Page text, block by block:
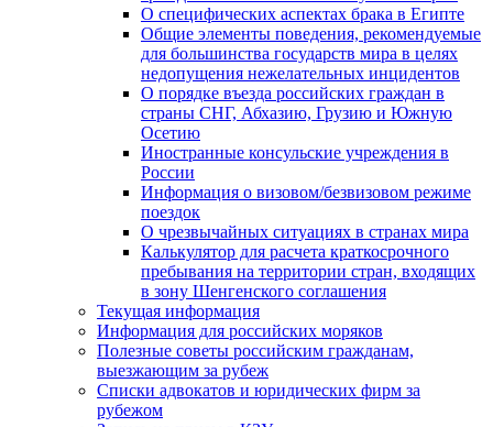
О специфических аспектах брака в Египте
Общие элементы поведения, рекомендуемые
для большинства государств мира в целях
недопущения нежелательных инцидентов
О порядке въезда российских граждан в
страны СНГ, Абхазию, Грузию и Южную
Осетию
Иностранные консульские учреждения в
России
Информация о визовом/безвизовом режиме
поездок
О чрезвычайных ситуациях в странах мира
Калькулятор для расчета краткосрочного
пребывания на территории стран, входящих
в зону Шенгенского соглашения
Текущая информация
Информация для российских моряков
Полезные советы российским гражданам,
выезжающим за рубеж
Списки адвокатов и юридических фирм за
рубежом